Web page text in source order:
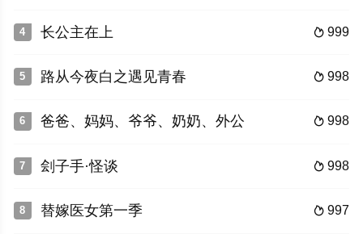
4  999
长公主在上
5  998
路从今夜白之遇见青春
6  998
爸爸、妈妈、爷爷、奶奶、外公
7  998
刽子手·怪谈
8  997
替嫁医女第一季